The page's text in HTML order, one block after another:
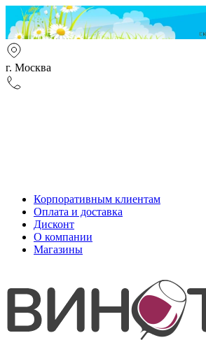
г. Москва
Корпоративным клиентам
Оплата и доставка
Дисконт
О компании
Магазины